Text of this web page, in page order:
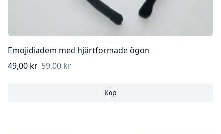
Emojidiadem med hjärtformade ögon
49,00 kr 59,00 kr
Köp